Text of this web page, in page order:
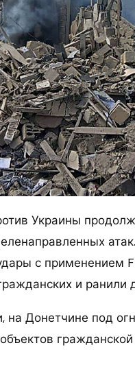
Украины
с применением
и ранили
Донетчине под